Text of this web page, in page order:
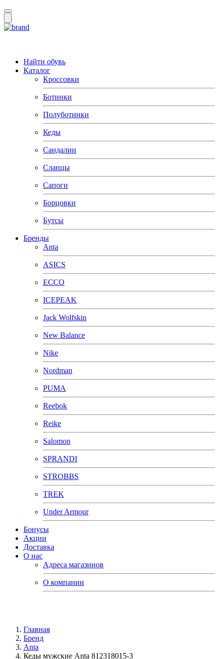
Найти обувь
Каталог
Кроссовки
Ботинки
Полуботинки
Кеды
Сандалии
Сланцы
Сапоги
Борцовки
Бутсы
Бренды
Anta
ASICS
ECCO
ICEPEAK
Jack Wolfskin
New Balance
Nike
Nordman
PUMA
Reebok
Reike
Salomon
SPRANDI
STROBBS
TREK
Under Armour
Бонусы
Акции
Доставка
О нас
Адреса магазинов
О компании
Главная
Бренд
Anta
Кеды мужские Anta 812318015-3